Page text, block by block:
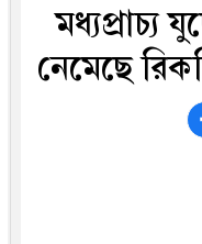
মধ্যপ্রাচ্য
নেমেছে